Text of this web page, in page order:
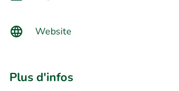
Website
Plus d'infos